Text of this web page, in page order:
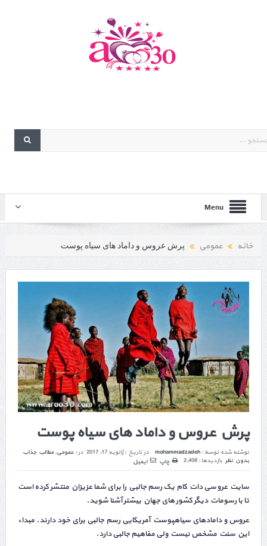
Menu
خانه عمومی پرش عروس و داماد های سیاه پوست
پرش عروس و داماد های سیاه پوست
نوشته شده توسط : mohammadzadeh در تاریخ :ژانویه 17, 2017 در : عمومی,مطالب جذاب
بدون نظر بازدیدها : 2,408 چاپ ایمیل
سایت عروسی دات کام یک رسم جالبی را برای شما عزیزان منتشر کرده است
تا با رسومات دیگر کشور های جهان بیشتر آشنا شوید.
عروس و دامادهای سیاهپوست آمریکایی رسم جالبی برای خود دارند. مبداء
این سنت مشخص نیست ولی مفاهیم جالبی دارد.